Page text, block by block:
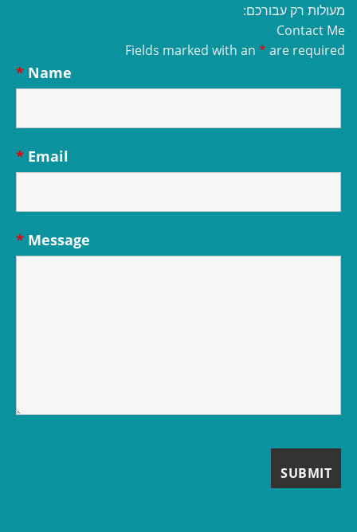
מעולות רק עבורכם:
Contact Me
Fields marked with an * are required
Name
*
Email
*
Message
*